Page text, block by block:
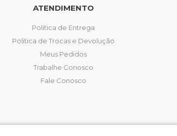
ATENDIMENTO
Política de Entrega
Política de Trocas e Devolução
Meus Pedidos
Trabalhe Conosco
Fale Conosco